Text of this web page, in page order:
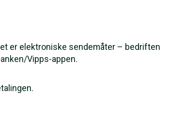
er elektroniske sendemåter – bedriften
Vipps-appen.